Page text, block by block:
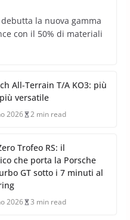
la nuova gamma
con il 50% di materiali
All-Terrain T/A KO3: più
versatile
2026 2 min read
Trofeo RS: il
che porta la Porsche
GT sotto i 7 minuti al
2026 3 min read